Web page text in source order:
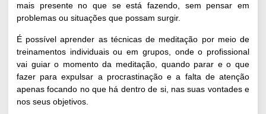
mais presente no que se está fazendo, sem pensar em
problemas ou situações que possam surgir.
É possível aprender as técnicas de meditação por meio de
treinamentos individuais ou em grupos, onde o profissional
vai guiar o momento da meditação, quando parar e o que
fazer para expulsar a procrastinação e a falta de atenção
apenas focando no que há dentro de si, nas suas vontades e
nos seus objetivos.